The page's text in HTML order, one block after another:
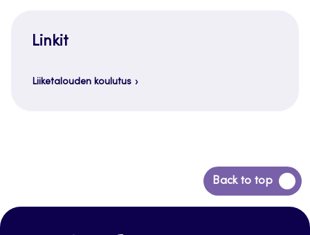
Linkit
Liiketalouden koulutus
Back to top
Siirry
takaisin